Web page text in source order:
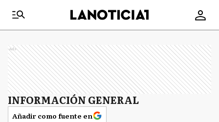
Ads
INFORMACIÓN GENERAL
Añadir como fuente en